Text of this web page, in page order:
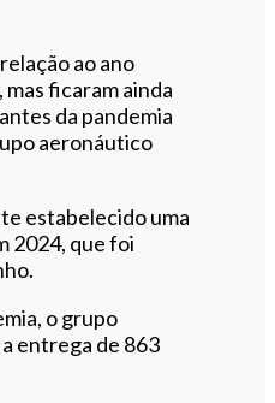
ao ano
ficaram ainda
da pandemia
aeronáutico
estabelecido uma
2024, que foi
o grupo
entrega de 863